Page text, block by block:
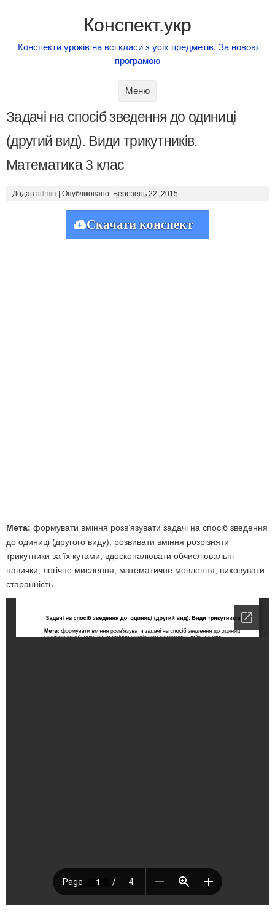
Конспект.укр
Конспекти уроків на всі класи з усіх предметів. За новою
програмою
Меню
Задачі на спосіб зведення до одиниці
(другий вид). Види трикутників.
Математика 3 клас
Додав admin Опубліковано: Березень 22, 2015
Скачати конспект
Мета: формувати вміння розв’язувати задачі на спосіб зведення
до одиниці (другого виду); розвивати вміння розрізняти
трикутники за їх кутами; вдосконалювати обчислювальні
навички, логічне мислення, математичне мовлення; виховувати
старанність.